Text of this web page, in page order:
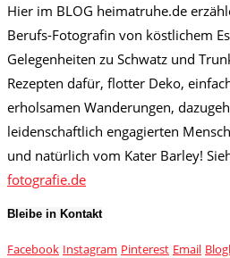
Hier im BLOG heimatruhe.de
Berufs-Fotografin von köstlichem
Gelegenheiten zu Schwatz und
Rezepten dafür, flotter Deko,
erholsamen Wanderungen,
leidenschaftlich engagierten
und natürlich vom Kater Barley!
fotografie.de
Bleibe in Kontakt
Facebook Instagram Pinterest Email